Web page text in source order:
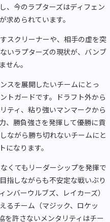
、今のラプターズはディフェン
求められています。
スクリーナーや、相手の虚を突
いラプターズの現状が、バンブ
せん。
スを展開したいチームにとっ
トガードです。ドラフト外から
ティ、粘り強いマンマークから
、勝負強さを発揮して優勝に貢
ながら勝ち切れないチームにと
になります。
くてもリーダーシップを発揮で
指しながらも不安定な戦いぶり
ンバーウルブズ、レイカーズ）
るチーム（マジック、ロケッ
を許さないメンタリティはチー